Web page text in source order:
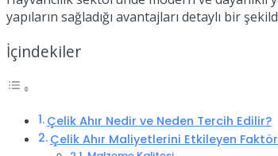
yapıların sağladığı avantajları detaylı bir
İçindekiler
Çelik Ahır Nedir ve Neden Tercih Edilir?
Çelik Ahır Maliyetlerini Etkileyen